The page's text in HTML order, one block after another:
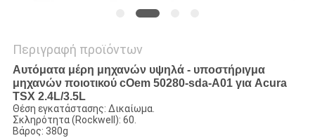
Περιγραφή προϊόντων
Αυτόματα μέρη μηχανών υψηλά - υποστήριγμα
μηχανών ποιοτικού cOem 50280-sda-A01 για Acura
TSX 2.4L/3.5L
Θέση εγκατάστασης: Δικαίωμα.
Σκληρότητα (Rockwell): 60.
Βάρος: 380g